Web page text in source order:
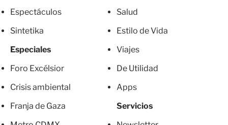
Espectáculos
Sintetika
Especiales
Foro Excélsior
Crisis ambiental
Franja de Gaza
Salud
Estilo de Vida
Viajes
De Utilidad
Apps
Servicios